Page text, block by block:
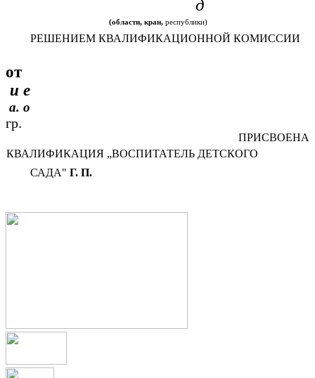
д
(области, кран,республики)
РЕШЕНИЕМ КВАЛИФИКАЦИОННОЙ КОМИССИИ
от
и е
а. о
гр.
ПРИСВОЕНА
КВАЛИФИКАЦИЯ „ВОСПИТАТЕЛЬ ДЕТСКОГО
САДА" Г. П.